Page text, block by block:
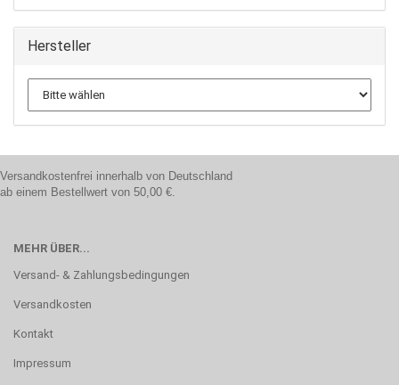
Hersteller
Versandkostenfrei innerhalb von Deutschland
ab einem Bestellwert von 50,00 €.
MEHR ÜBER...
Versand- & Zahlungsbedingungen
Versandkosten
Kontakt
Impressum